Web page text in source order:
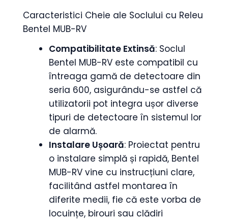
Caracteristici Cheie ale Soclului cu Releu
Bentel MUB-RV
Compatibilitate Extinsă: Soclul
Bentel MUB-RV este compatibil cu
întreaga gamă de detectoare din
seria 600, asigurându-se astfel că
utilizatorii pot integra ușor diverse
tipuri de detectoare în sistemul lor
de alarmă.
Instalare Ușoară: Proiectat pentru
o instalare simplă și rapidă, Bentel
MUB-RV vine cu instrucțiuni clare,
facilitând astfel montarea în
diferite medii, fie că este vorba de
locuințe, birouri sau clădiri